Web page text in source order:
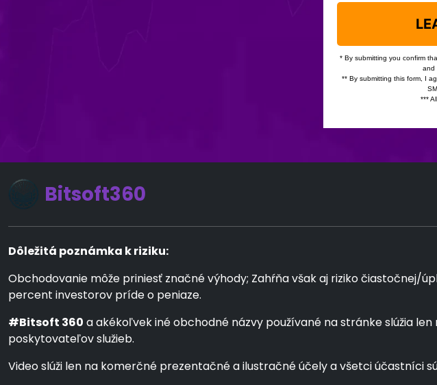
Bitsoft360
Dôležitá poznámka k riziku:
Obchodovanie môže priniesť značné výhody; Zahŕňa však aj riziko
percent investorov príde o peniaze.
#Bitsoft 360 a akékoľvek iné obchodné názvy používané na stránke slúžia
poskytovateľov služieb.
Video slúži len na komerčné prezentačné a ilustračné účely a všetci účastníci